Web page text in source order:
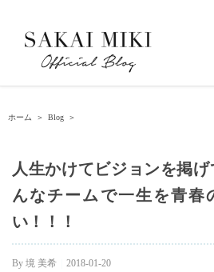
ホーム ＞ Blog ＞
人生かけてビジョンを掲
んなチームで一生を青春
い！！！
By 境 美希 2018-01-20